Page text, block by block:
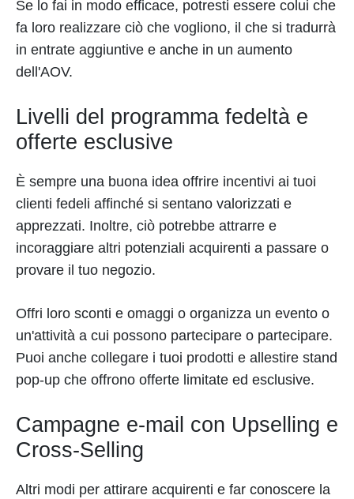
Se lo fai in modo efficace, potresti essere colui che
fa loro realizzare ciò che vogliono, il che si tradurrà
in entrate aggiuntive e anche in un aumento
dell'AOV.
Livelli del programma fedeltà e
offerte esclusive
È sempre una buona idea offrire incentivi ai tuoi
clienti fedeli affinché si sentano valorizzati e
apprezzati. Inoltre, ciò potrebbe attrarre e
incoraggiare altri potenziali acquirenti a passare o
provare il tuo negozio.
Offri loro sconti e omaggi o organizza un evento o
un'attività a cui possono partecipare o partecipare.
Puoi anche collegare i tuoi prodotti e allestire stand
pop-up che offrono offerte limitate ed esclusive.
Campagne e-mail con Upselling e
Cross-Selling
Altri modi per attirare acquirenti e far conoscere la